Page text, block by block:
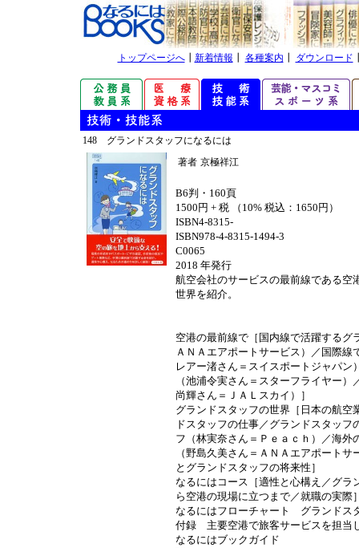
トップページへ┃ 新着情報 各種案内 ダウンロード
148 グランドスタッフになるには
著者 京極祥江
B6判・160頁
1500円 + 税 （10% 税込：1650円）
ISBN4-8315-
ISBN978-4-8315-1494-3
C0065
2018 年発行
航空会社のサービスの最前線である空
世界を紹介。
空港の最前線で［国内線で活躍するグ
ＡＮＡエアポートサービス）／国際
レアー渚さん＝スイスポートジャパン
（池浦令実さん＝スターフライヤー
尚輝さん＝ＪＡＬスカイ）］
グランドスタッフの世界［日本の航空
ドスタッフの仕事／グランドスタッ
フ（林実奈さん＝Ｐｅａｃｈ）／海外
（野島久美さん＝ＡＮＡエアポート
とグランドスタッフの将来性］
なるにはコース［適性と心構え／グラ
ら空港の現場に立つまで／就職の実際
なるにはフローチャート グランドス
付録 主要空港で旅客サービスを担当
なるにはブックガイド